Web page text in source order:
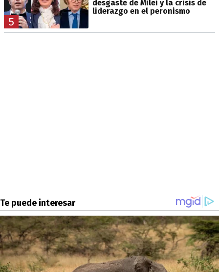
5
desgaste de Milei y la crisis de
liderazgo en el peronismo